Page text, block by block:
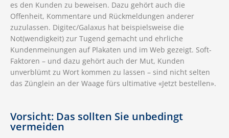
es den Kunden zu beweisen. Dazu gehört auch die
Offenheit, Kommentare und Rückmeldungen anderer
zuzulassen. Digitec/Galaxus hat beispielsweise die
Not(wendigkeit) zur Tugend gemacht und ehrliche
Kundenmeinungen auf Plakaten und im Web gezeigt. Soft-
Faktoren – und dazu gehört auch der Mut, Kunden
unverblümt zu Wort kommen zu lassen – sind nicht selten
das Zünglein an der Waage fürs ultimative «Jetzt bestellen».
Vorsicht: Das sollten Sie unbedingt
vermeiden